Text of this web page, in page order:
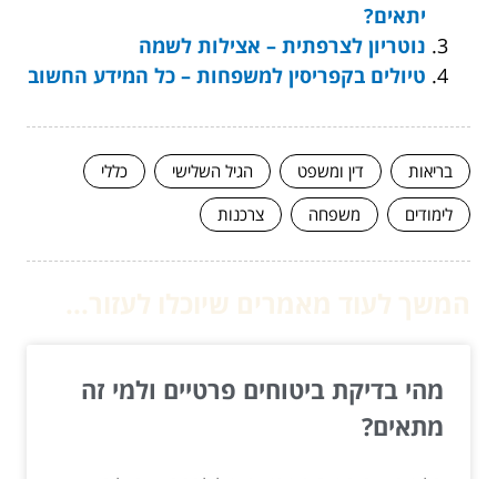
יתאים?
נוטריון לצרפתית – אצילות לשמה
טיולים בקפריסין למשפחות – כל המידע החשוב
בריאות דין ומשפט הגיל השלישי
כללי
לימודים
משפחה צרכנות
מהי בדיקת ביטוחים פרטיים ולמי זה
מתאים?